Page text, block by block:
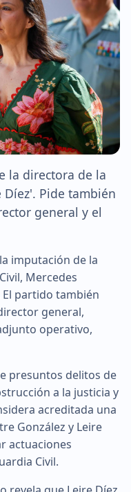
la directora de la
Díez'. Pide también
general y el
imputación de la
Mercedes
El partido también
general,
operativo,
presuntos delitos de
a la justicia y
acreditada una
González y Leire
actuaciones
Civil.